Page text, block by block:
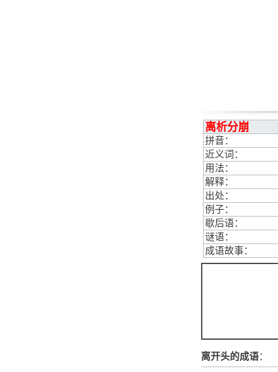
离析分崩
拼音：
近义词：
用法：
解释：
出处：
例子：
歇后语：
谜语：
成语故事：
离开头的成语：